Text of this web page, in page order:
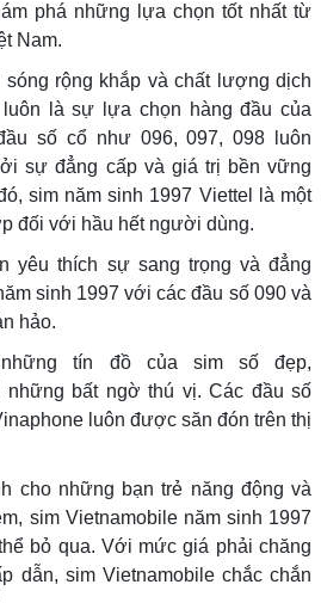
phá những lựa chọn tốt nhất từ
Nam.
rộng khắp và chất lượng dịch
là sự lựa chọn hàng đầu của
số cổ như 096, 097, 098 luôn
sự đẳng cấp và giá trị bền vững
sim năm sinh 1997 Viettel là một
đối với hầu hết người dùng.
yêu thích sự sang trọng và đẳng
sinh 1997 với các đầu số 090 và
hảo.
tín đồ của sim số đẹp,
những bất ngờ thú vị. Các đầu số
luôn được săn đón trên thị
cho những bạn trẻ năng động và
sim Vietnamobile năm sinh 1997
bỏ qua. Với mức giá phải chăng
dẫn, sim Vietnamobile chắc chắn